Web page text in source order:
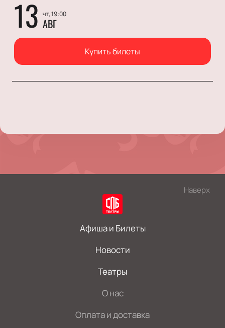
13 чт, 19:00
АВГ
Купить билеты
Наверх
Афиша и Билеты
Новости
Театры
О нас
Оплата и доставка